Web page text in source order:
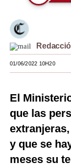
Viajes
Estilos
EEUU
México
España
01/06/2022 10H20
El
que las
y que se
meses su